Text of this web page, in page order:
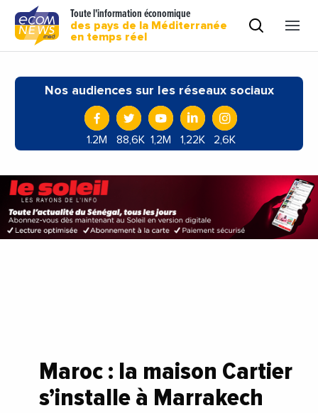
Toute l'information économique
des pays de la Méditerranée
en temps réel
Nos audiences sur les réseaux sociaux
1.2M 88,6K 1,2M 1,22K 2,6K
Maroc : la maison Cartier
s’installe à Marrakech